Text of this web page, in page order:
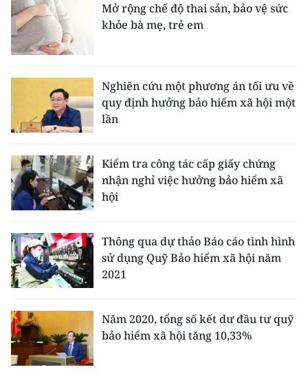
54 DÂN TỘC VIỆT NAM
CHƯƠNG TRÌNH OCOP - MỖI XÃ
MỘT SẢN PHẨM
RADIO
MEDIA CENTER
E-Magazine
Video
Media Chính trị
Media Kinh tế
Media Xã hội
Media Pháp luật
Mở rộng chế độ thai sản, bảo vệ sức
khỏe bà mẹ, trẻ em
Nghiên cứu một phương án tối ưu về
quy định hưởng bảo hiểm xã hội một
lần
Kiểm tra công tác cấp giấy chứng
nhận nghỉ việc hưởng bảo hiểm xã
hội
Thông qua dự thảo Báo cáo tình hình
sử dụng Quỹ Bảo hiểm xã hội năm
2021
Năm 2020, tổng số kết dư đầu tư quỹ
bảo hiểm xã hội tăng 10,33%